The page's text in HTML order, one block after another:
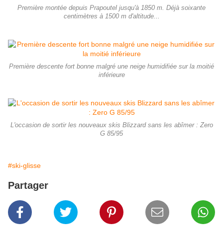
Première montée depuis Prapoutel jusqu'à 1850 m. Déjà soixante
centimètres à 1500 m d'altitude...
Première descente fort bonne malgré une neige humidifiée sur la moitié
inférieure
L'occasion de sortir les nouveaux skis Blizzard sans les abîmer : Zero
G 85/95
#ski-glisse
Partager